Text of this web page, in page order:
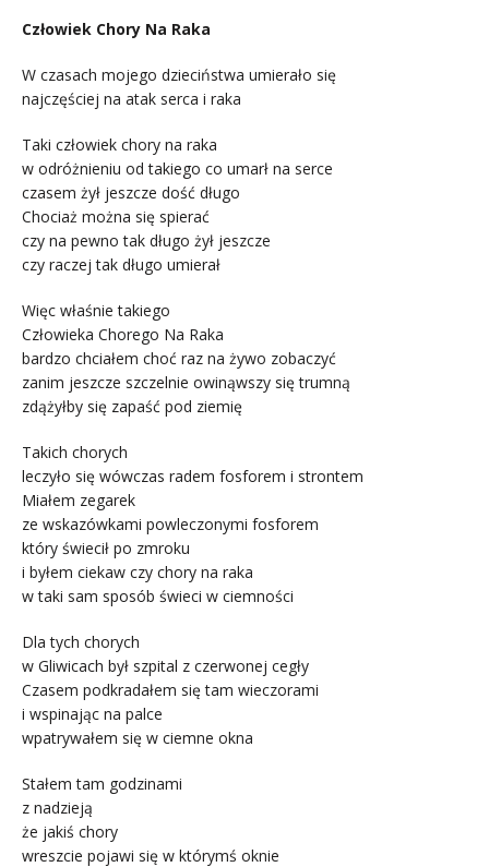
Człowiek Chory Na Raka
W czasach mojego dzieciństwa umierało się
najczęściej na atak serca i raka
Taki człowiek chory na raka
w odróżnieniu od takiego co umarł na serce
czasem żył jeszcze dość długo
Chociaż można się spierać
czy na pewno tak długo żył jeszcze
czy raczej tak długo umierał
Więc właśnie takiego
Człowieka Chorego Na Raka
bardzo chciałem choć raz na żywo zobaczyć
zanim jeszcze szczelnie owinąwszy się trumną
zdążyłby się zapaść pod ziemię
Takich chorych
leczyło się wówczas radem fosforem i strontem
Miałem zegarek
ze wskazówkami powleczonymi fosforem
który świecił po zmroku
i byłem ciekaw czy chory na raka
w taki sam sposób świeci w ciemności
Dla tych chorych
w Gliwicach był szpital z czerwonej cegły
Czasem podkradałem się tam wieczorami
i wspinając na palce
wpatrywałem się w ciemne okna
Stałem tam godzinami
z nadzieją
że jakiś chory
wreszcie pojawi się w którymś oknie